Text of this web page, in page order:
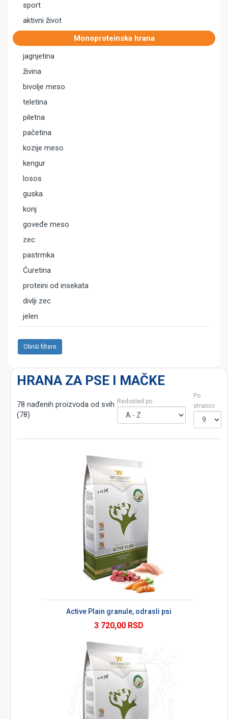
sport
aktivni život
Monoproteinska hrana
jagnjetina
živina
bivolje meso
teletina
piletna
pačetina
kozije meso
kengur
losos
guska
konj
goveđe meso
zec
pastrmka
Ćuretina
proteini od insekata
divlji zec
jelen
Obriši filtere
HRANA ZA PSE I MAČKE
78 nađenih proizvoda od svih
(78)
Redosled po
Po
stranici
Active Plain granule, odrasli psi
3 720,00 RSD